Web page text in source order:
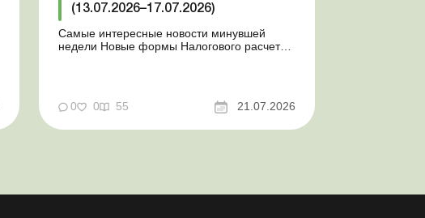
(13.07.2026–17.07.2026)
Самые интересные новости минувшей
недели Новые формы Налогового расчета:
Координационный центр по организации
0 0 55 21.07.2026